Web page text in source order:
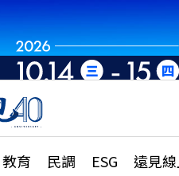
教育 民調 ESG 遠見
升學、職涯攻略
市施政調查全解析